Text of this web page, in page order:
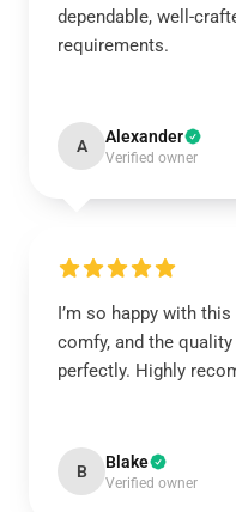
dependable, well-
requirements.
A Alexander
Verified owner
I’m so happy with
comfy, and the
perfectly. Highly
B Blake
Verified owner